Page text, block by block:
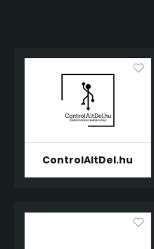
ControlAltDel.hu